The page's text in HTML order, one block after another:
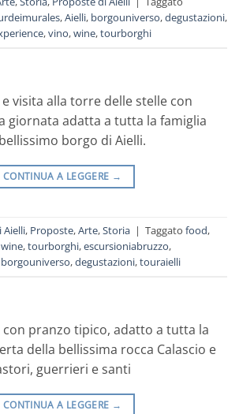
,Aielli, borgouniverso,degustazioni,
,vino,wine,tourborghi
visita alla torre delle stelle con
giornata adatta a tutta la famiglia
borgo di Aielli.
CONTINUA A LEGGERE →
Aielli, Proposte,Arte,Storia | Taggato food,
wine,tourborghi,escursioniabruzzo,
borgouniverso,degustazioni,touraielli
pranzo tipico, adatto a tutta la
della bellissima rocca Calascio e
guerrieri e santi
CONTINUA A LEGGERE →